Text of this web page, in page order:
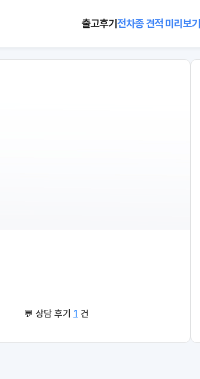
출고후기 전차종 견적 미리보기
💬 상담 후기 1 건